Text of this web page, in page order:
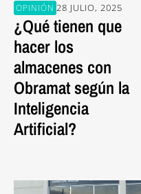
OPINIÓN 28 JULIO, 2025
¿Qué tienen que
hacer los
almacenes con
Obramat según la
Inteligencia
Artificial?